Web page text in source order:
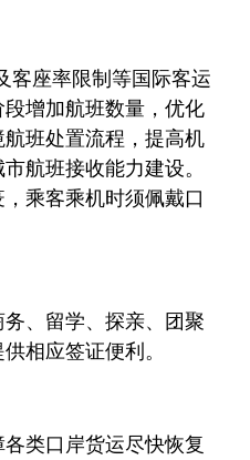
客座率限制等国际客运
增加航班数量，优化
班处置流程，提高机
航班接收能力建设。
乘客乘机时须佩戴口
、留学、探亲、团聚
相应签证便利。
类口岸货运尽快恢复